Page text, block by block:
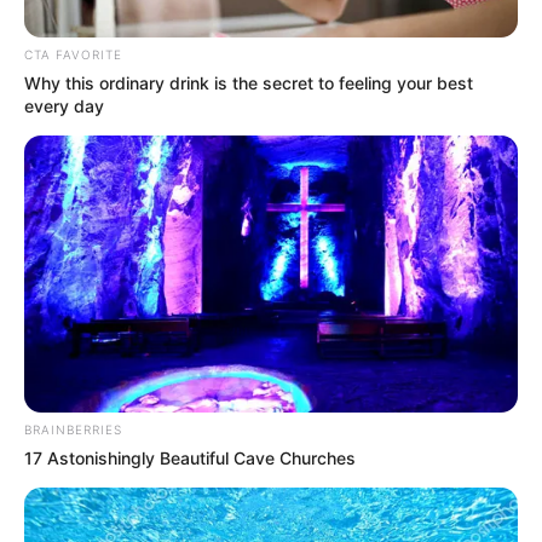
Captura de pantalla
Hallazgo del cuerpo en Funza
Cristhiam Martínez
Mayo 16, 2026
CTA FAVORITE
Why this ordinary drink is the secret to feeling your best
every day
BRAINBERRIES
17 Astonishingly Beautiful Cave Churches